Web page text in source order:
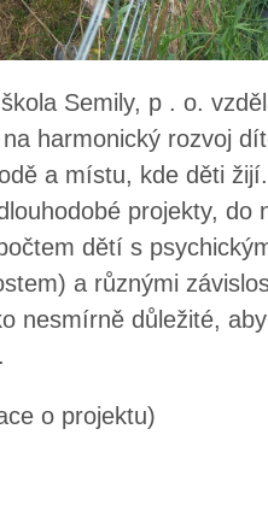
Semily, p . o.
harmonický rozvoj
a místu, kde děti
projekty, do
dětí s
a různými
nesmírně důležité,
o projektu)